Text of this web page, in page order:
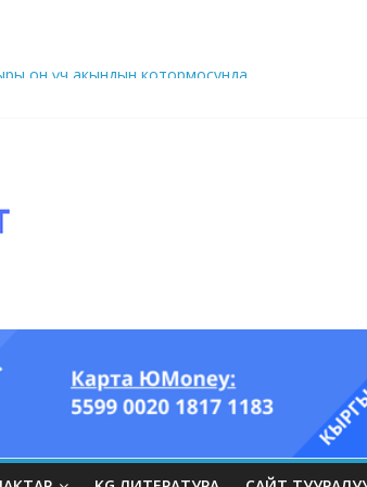
өпкөсүнө, бөйрөгүнө суук тийгизип алган…”